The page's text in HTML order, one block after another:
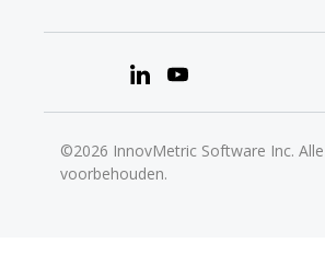
©2026 InnovMetric Software Inc.
voorbehouden.